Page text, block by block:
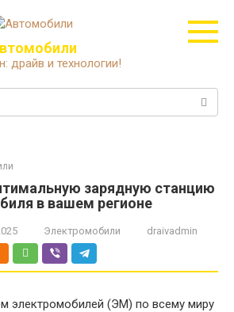
драйв и технологии!
зарядную станцию
в вашем регионе
Электромобили draivadmin
электромобилей (ЭМ) по всему миру